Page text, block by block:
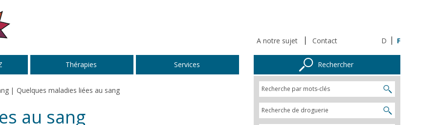
A notre sujet Contact D F
Thérapies Services
Quelques maladies liées au sang
au sang
Rechercher